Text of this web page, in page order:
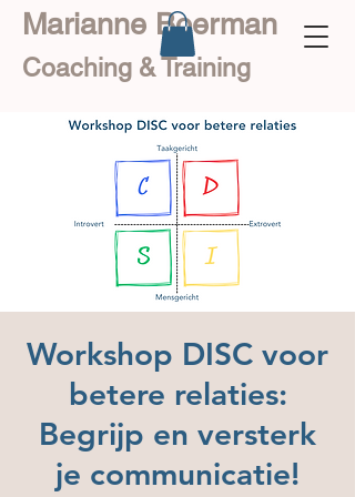
Marianne Boerman
Coaching & Training
Workshop DISC voor
betere relaties:
Begrijp en versterk
je communicatie!